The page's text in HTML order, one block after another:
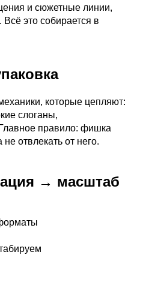
и сюжетные линии,
это собирается в
которые цепляют:
слоганы,
правило: фишка
отвлекать от него.
→ масштаб